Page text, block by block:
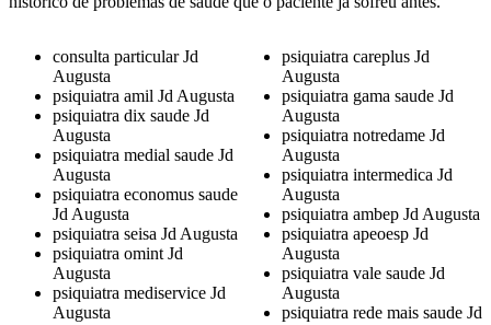
consulta particular Jd
Augusta
psiquiatra amil Jd Augusta
psiquiatra dix saude Jd
Augusta
psiquiatra medial saude Jd
Augusta
psiquiatra economus saude
Jd Augusta
psiquiatra seisa Jd Augusta
psiquiatra omint Jd
Augusta
psiquiatra mediservice Jd
Augusta
psiquiatra careplus Jd
Augusta
psiquiatra gama saude Jd
Augusta
psiquiatra notredame Jd
Augusta
psiquiatra intermedica Jd
Augusta
psiquiatra ambep Jd Augusta
psiquiatra apeoesp Jd
Augusta
psiquiatra vale saude Jd
Augusta
psiquiatra rede mais saude Jd